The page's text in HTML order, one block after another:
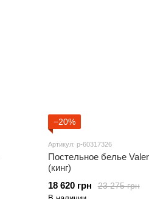
−20%
Артикул: p-60317326
Постельное белье
(кинг)
23 275 грн
18 620 грн